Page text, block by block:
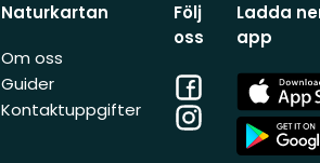
Naturkartan
Om oss
Guider
Kontaktuppgifter
Följ
oss
Facebook
Instagram
Ladda
app
App
Store
App
Store